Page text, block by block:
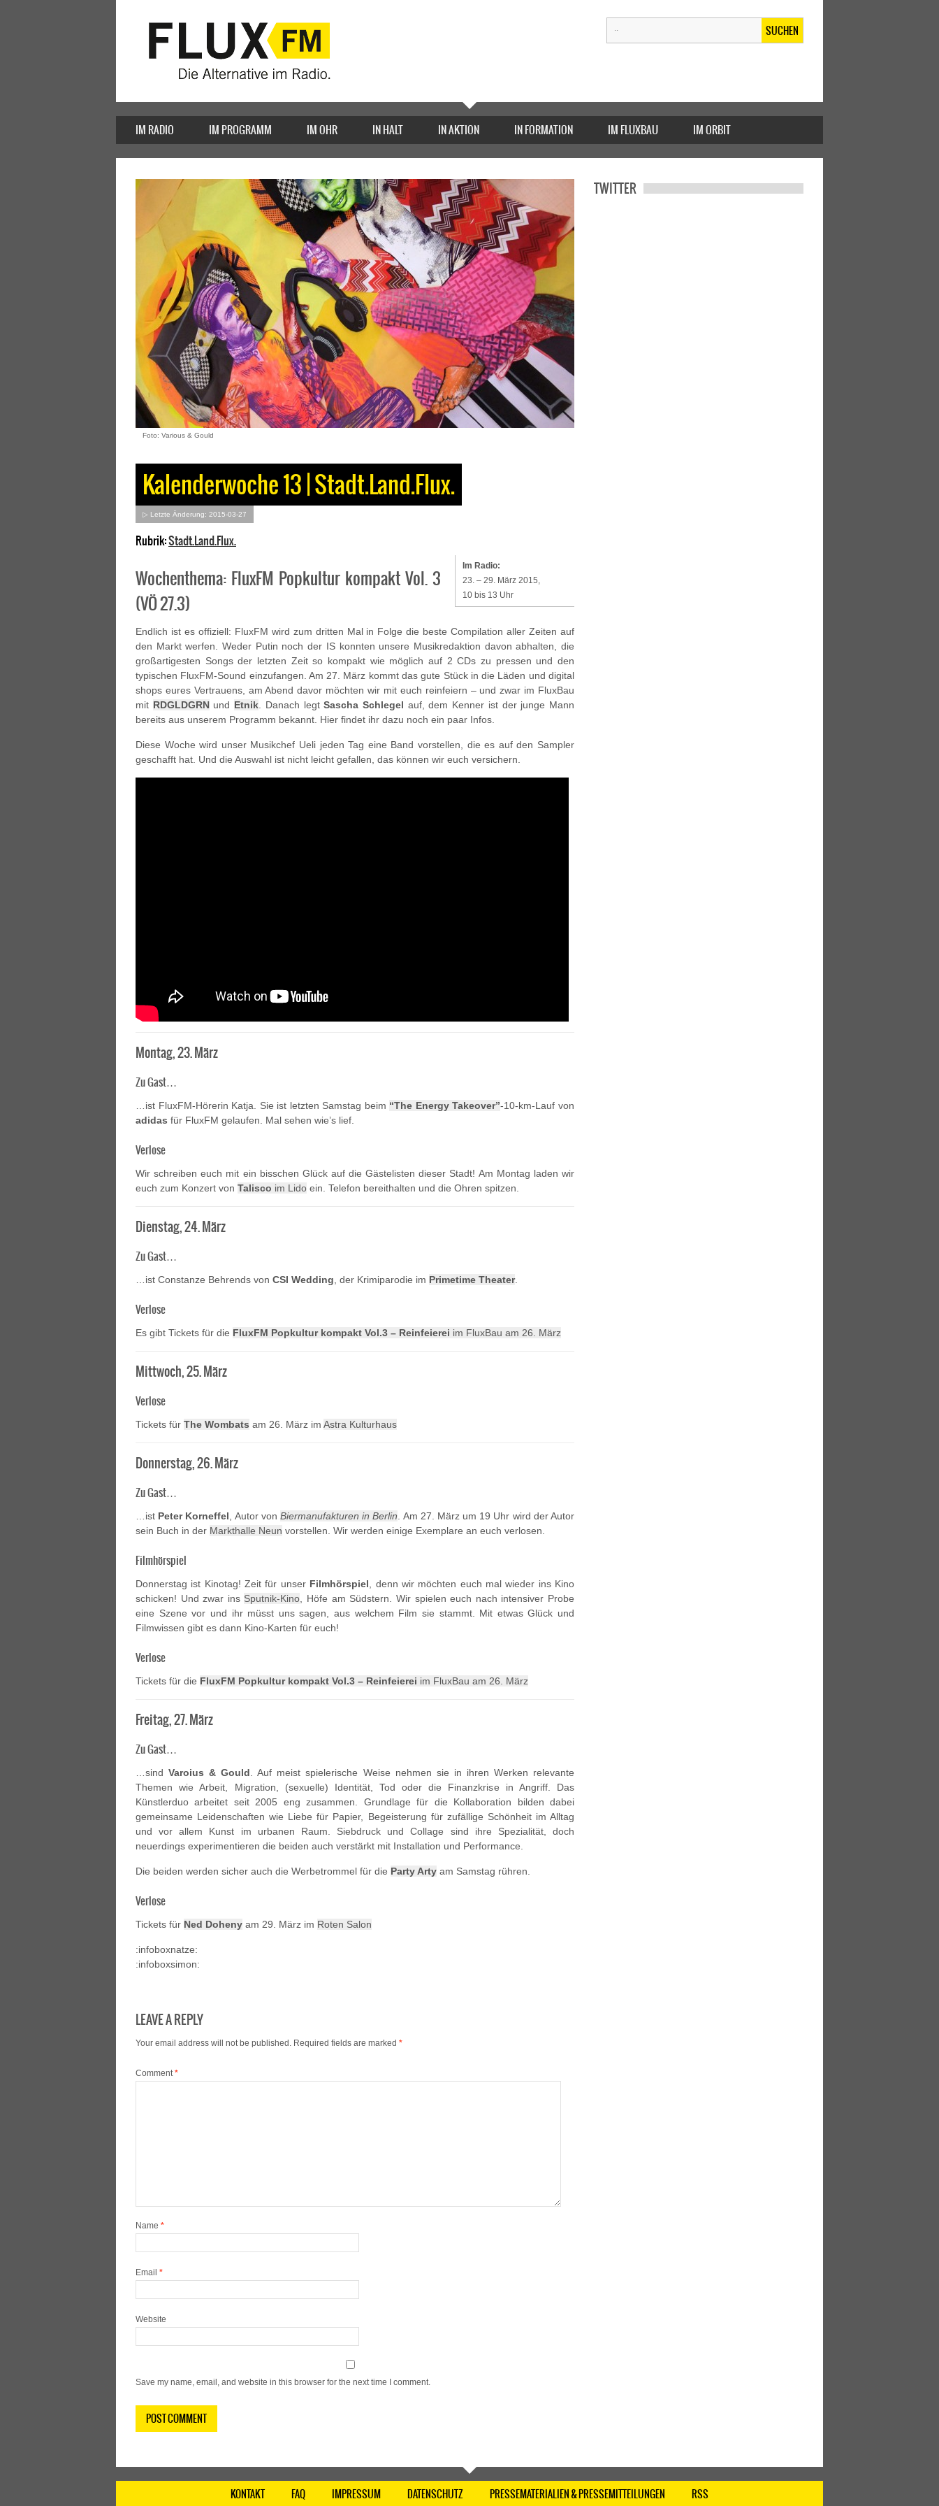
SUCHEN
IM RADIO IM PROGRAMM IM OHR IN HALT IN AKTION IN FORMATION IM FLUXBAU IM ORBIT
Foto: Various & Gould
Kalenderwoche 13 | Stadt.Land.Flux.
▷ Letzte Änderung: 2015-03-27
Rubrik:Stadt.Land.Flux.
Im Radio:
23. – 29. März 2015,
10 bis 13 Uhr
Wochenthema: FluxFM Popkultur kompakt Vol. 3
(VÖ 27.3)
Endlich ist es offiziell: FluxFM wird zum dritten Mal in Folge die beste Compilation aller Zeiten auf
den Markt werfen. Weder Putin noch der IS konnten unsere Musikredaktion davon abhalten, die
großartigesten Songs der letzten Zeit so kompakt wie möglich auf 2 CDs zu pressen und den
typischen FluxFM-Sound einzufangen. Am 27. März kommt das gute Stück in die Läden und digital
shops eures Vertrauens, am Abend davor möchten wir mit euch reinfeiern – und zwar im FluxBau
mit RDGLDGRN und Etnik . Danach legtSascha Schlegel auf, dem Kenner ist der junge Mann
bereits aus unserem Programm bekannt. Hier findet ihr dazu noch ein paar Infos.
Diese Woche wird unser Musikchef Ueli jeden Tag eine Band vorstellen, die es auf den Sampler
geschafft hat. Und die Auswahl ist nicht leicht gefallen, das können wir euch versichern.
Montag, 23. März
Zu Gast…
…ist FluxFM-Hörerin Katja. Sie ist letzten Samstag beim “The Energy Takeover”-10-km-Lauf von
adidas für FluxFM gelaufen. Mal sehen wie’s lief.
Verlose
Wir schreiben euch mit ein bisschen Glück auf die Gästelisten dieser Stadt! Am Montag laden wir
euch zum Konzert von Talisco im Lido ein. Telefon bereithalten und die Ohren spitzen.
Dienstag, 24. März
Zu Gast…
…ist Constanze Behrends von CSI Wedding , der Krimiparodie im Primetime Theater.
Verlose
Es gibt Tickets für die FluxFM Popkultur kompakt Vol.3 – Reinfeierei im FluxBau am 26. März
Mittwoch, 25. März
Verlose
Tickets für The Wombats am 26. März im Astra Kulturhaus
Donnerstag, 26. März
Zu Gast…
…ist Peter Korneffel , Autor von Biermanufakturen in Berlin . Am 27. März um 19 Uhr wird der Autor
sein Buch in der Markthalle Neun vorstellen. Wir werden einige Exemplare an euch verlosen.
Filmhörspiel
Donnerstag ist Kinotag! Zeit für unser Filmhörspiel , denn wir möchten euch mal wieder ins Kino
schicken! Und zwar ins Sputnik-Kino , Höfe am Südstern. Wir spielen euch nach intensiver Probe
eine Szene vor und ihr müsst uns sagen, aus welchem Film sie stammt. Mit etwas Glück und
Filmwissen gibt es dann Kino-Karten für euch!
Verlose
Tickets für die FluxFM Popkultur kompakt Vol.3 – Reinfeierei im FluxBau am 26. März
Freitag, 27. März
Zu Gast…
…sindVaroius & Gould . Auf meist spielerische Weise nehmen sie in ihren Werken relevante
Themen wie Arbeit, Migration, (sexuelle) Identität, Tod oder die Finanzkrise in Angriff. Das
Künstlerduo arbeitet seit 2005 eng zusammen. Grundlage für die Kollaboration bilden dabei
gemeinsame Leidenschaften wie Liebe für Papier, Begeisterung für zufällige Schönheit im Alltag
und vor allem Kunst im urbanen Raum. Siebdruck und Collage sind ihre Spezialität, doch
neuerdings experimentieren die beiden auch verstärkt mit Installation und Performance.
Die beiden werden sicher auch die Werbetrommel für die Party Arty am Samstag rühren.
Verlose
Tickets für Ned Doheny am 29. März im Roten Salon
:infoboxnatze:
:infoboxsimon:
LEAVE A REPLY
Your email address will not be published. Required fields are marked *
Comment*
Name *
Email *
Website
Save my name, email, and website in this browser for the next time I comment.
TWITTER
KONTAKT FAQ IMPRESSUM DATENSCHUTZ PRESSEMATERIALIEN & PRESSEMITTEILUNGEN RSS